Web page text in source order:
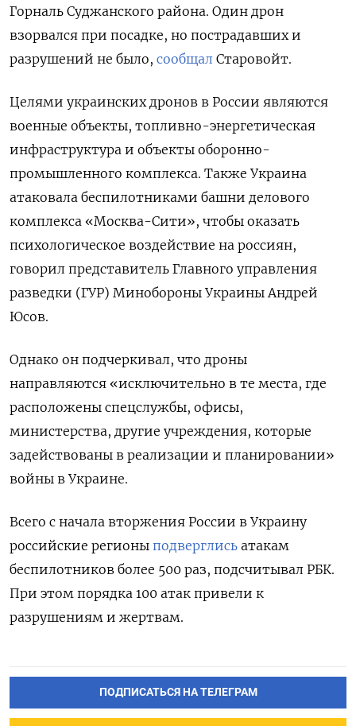
Горналь Суджанского района. Один дрон
взорвался при посадке, но пострадавших и
разрушений не было, сообщал Старовойт.
Целями украинских дронов в России являются
военные объекты, топливно-энергетическая
инфраструктура и объекты оборонно-
промышленного комплекса. Также Украина
атаковала беспилотниками башни делового
комплекса «Москва-Сити», чтобы оказать
психологическое воздействие на россиян,
говорил представитель Главного управления
разведки (ГУР) Минобороны Украины Андрей
Юсов.
Однако он подчеркивал, что дроны
направляются «исключительно в те места, где
расположены спецслужбы, офисы,
министерства, другие учреждения, которые
задействованы в реализации и планировании»
войны в Украине.
Всего с начала вторжения России в Украину
российские регионы подверглись атакам
беспилотников более 500 раз, подсчитывал РБК.
При этом порядка 100 атак привели к
разрушениям и жертвам.
ПОДПИСАТЬСЯ НА ТЕЛЕГРАМ